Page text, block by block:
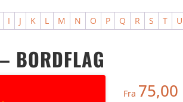
I J K L M N O P Q R S T U
BORDFLAG
Fra 75,00